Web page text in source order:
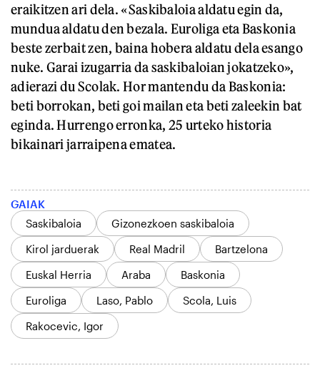
eraikitzen ari dela. «Saskibaloia aldatu egin da,
mundua aldatu den bezala. Euroliga eta Baskonia
beste zerbait zen, baina hobera aldatu dela esango
nuke. Garai izugarria da saskibaloian jokatzeko»,
adierazi du Scolak. Hor mantendu da Baskonia:
beti borrokan, beti goi mailan eta beti zaleekin bat
eginda. Hurrengo erronka, 25 urteko historia
bikainari jarraipena ematea.
GAIAK
Saskibaloia
Gizonezkoen saskibaloia
Kirol jarduerak
Real Madril
Bartzelona
Euskal Herria
Araba
Baskonia
Euroliga
Laso, Pablo
Scola, Luis
Rakocevic, Igor